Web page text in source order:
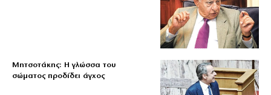
Μητσοτάκης: Η γλώσσα του
σώματος προδίδει άγχος